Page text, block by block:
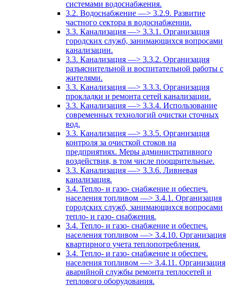
системами водоснабжения.
3.2. Водоснабжение —> 3.2.9. Развитие
частного сектора в водоснабжении.
3.3. Канализация —> 3.3.1. Организация
городских служб, занимающихся вопросами
канализации.
3.3. Канализация —> 3.3.2. Организация
разъяснительной и воспитательной работы с
жителями.
3.3. Канализация —> 3.3.3. Организация
прокладки и ремонта сетей канализации.
3.3. Канализация —> 3.3.4. Использование
современных технологий очистки сточных
вод.
3.3. Канализация —> 3.3.5. Организация
контроля за очисткой стоков на
предприятиях. Меры административного
воздействия, в том числе поощрительные.
3.3. Канализация —> 3.3.6. Ливневая
канализация.
3.4. Тепло- и газо- снабжение и обеспеч.
населения топливом —> 3.4.1. Организация
городских служб, занимающихся вопросами
тепло- и газо- снабжения.
3.4. Тепло- и газо- снабжение и обеспеч.
населения топливом —> 3.4.10. Организация
квартирного учета теплопотребления.
3.4. Тепло- и газо- снабжение и обеспеч.
населения топливом —> 3.4.11. Организация
аварийной службы ремонта теплосетей и
теплового оборудования.